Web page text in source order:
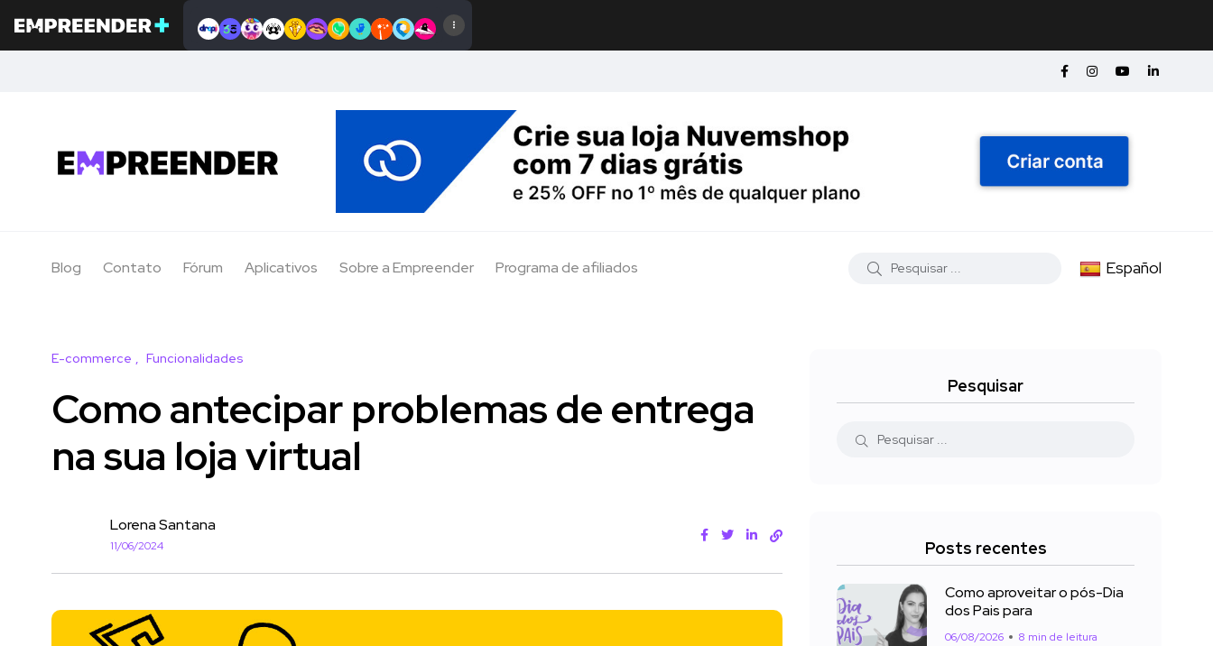
Blog Contato Fórum Aplicativos Sobre a Empreender Programa de afiliados Español
E-commerce Funcionalidades
Como antecipar problemas de entrega
na sua loja virtual
Lorena Santana
11/06/2024
Pesquisar
Posts recentes
Como aproveitar o pós-Dia
dos Pais para
06/08/2026 8 min de leitura